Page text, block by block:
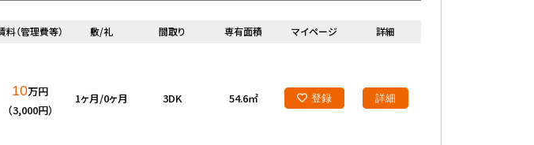
料（管理費等） 敷/礼 間取り 専有面積 マイページ 詳細
10万円
（3,000円）
1ヶ月/0ヶ月 3DK 54.6㎡ 登録 詳細